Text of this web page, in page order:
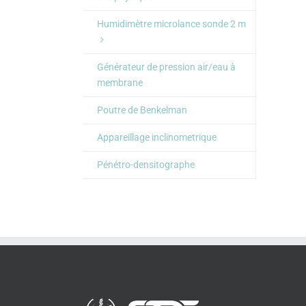
Humidimètre microlance sonde 2 m
Générateur de pression air/eau à
membrane
Poutre de Benkelman
Appareillage inclinometrique
Pénétro-densitographe